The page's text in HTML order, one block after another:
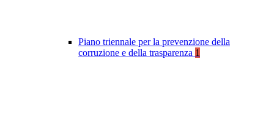
Piano triennale per la prevenzione della
corruzione e della trasparenza 1